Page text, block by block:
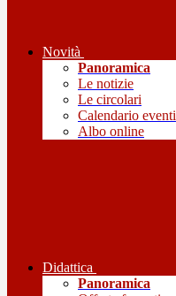
Novità
Panoramica
Le notizie
Le circolari
Calendario eventi
Albo online
Didattica
Panoramica